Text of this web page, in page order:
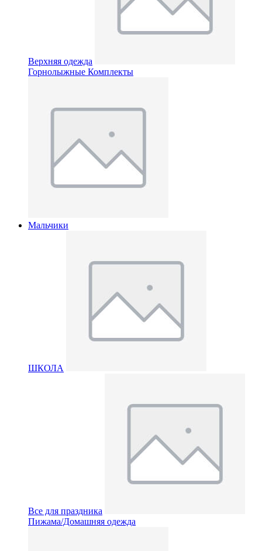
Верхняя одежда
Горнолыжные Комплекты
Мальчики
ШКОЛА
Все для праздника
Пижама/Домашняя одежда